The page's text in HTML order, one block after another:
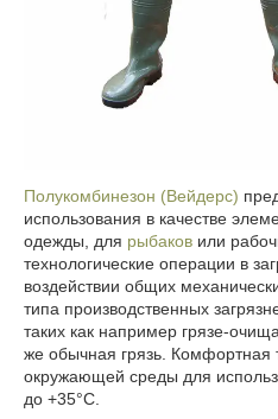
Полукомбинезон (Вейдерс)
использования в качестве
одежды, для рыбаков или
технологические операции в
воздействии общих
типа производственных
таких как например грязе-
же обычная грязь. Комфортная
окружающей среды для
до +35°С.